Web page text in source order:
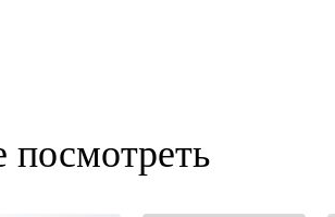
посмотреть